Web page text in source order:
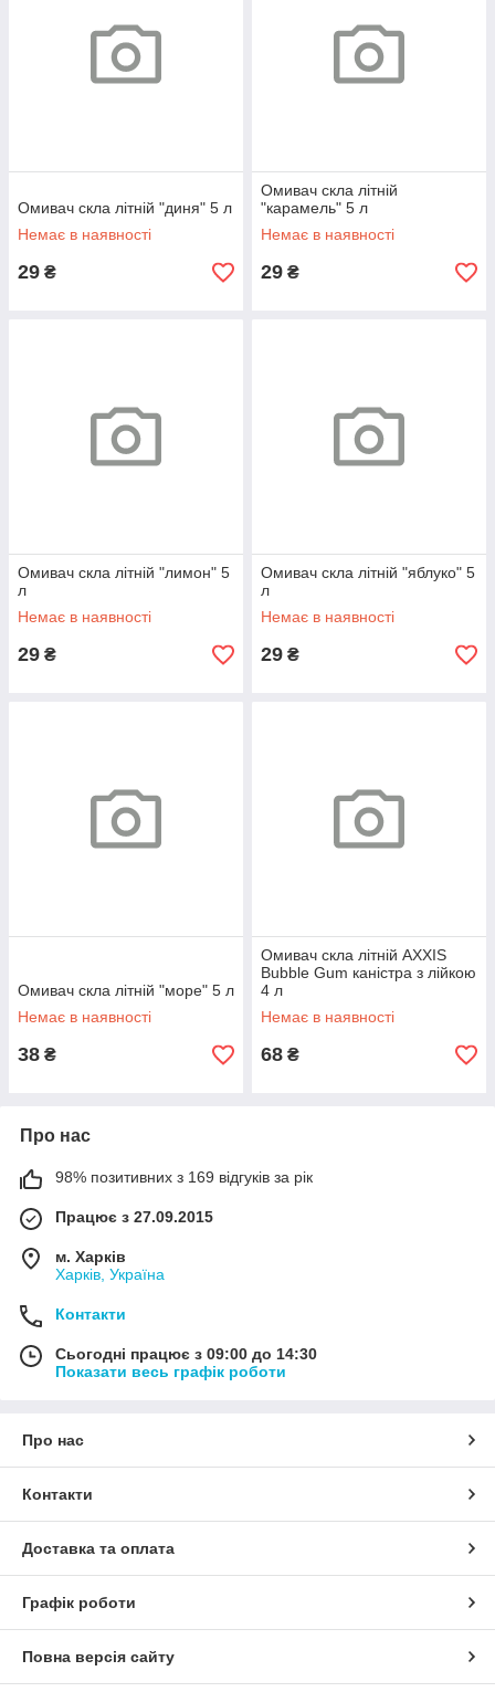
Омивач скла літній "диня" 5 л
Немає в наявності
29 ₴
Омивач скла літній
"карамель" 5 л
Немає в наявності
29 ₴
Омивач скла літній "лимон" 5
л
Немає в наявності
29 ₴
Омивач скла літній "яблуко" 5
л
Немає в наявності
29 ₴
Омивач скла літній "море" 5 л
Немає в наявності
38 ₴
Омивач скла літній AXXIS
Bubble Gum каністра з лійкою
4 л
Немає в наявності
68 ₴
Про нас
98% позитивних з 169 відгуків за рік
Працює з 27.09.2015
м. Харків
Харків, Україна
Контакти
Сьогодні працює з 09:00 до 14:30
Показати весь графік роботи
Про нас
Контакти
Доставка та оплата
Графік роботи
Повна версія сайту